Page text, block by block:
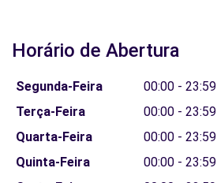
Horário de Abertura
Segunda-Feira
00:00 - 23:59
Terça-Feira
00:00 - 23:59
Quarta-Feira
00:00 - 23:59
Quinta-Feira
00:00 - 23:59